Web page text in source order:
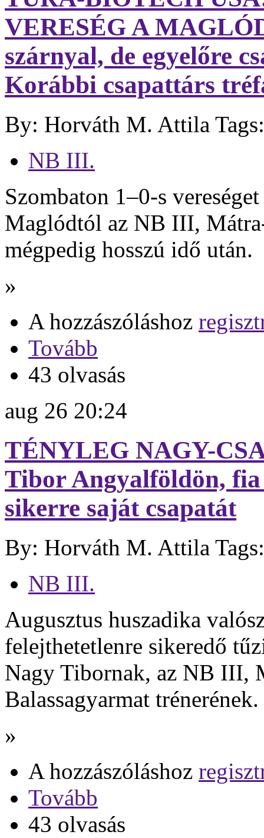
VERESÉG A
szárnyal, de egyelőre
Korábbi csapattárs
By: Horváth M. Attila Tags:
NB III.
Szombaton 1–0-s
Maglódtól az NB III,
mégpedig hosszú idő után.
»
A hozzászóláshoz
Tovább
43 olvasás
aug 26 20:24
TÉNYLEG NAGY-
Tibor Angyalföldön, fia
sikerre saját csapatát
By: Horváth M. Attila Tags:
NB III.
Augusztus huszadika
felejthetetlenre sikeredő
Nagy Tibornak, az NB III,
Balassagyarmat trénerének.
»
A hozzászóláshoz
Tovább
43 olvasás